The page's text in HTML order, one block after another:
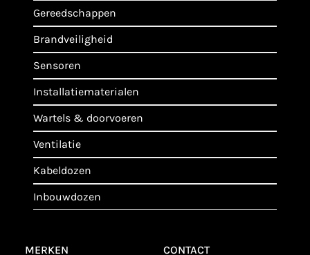
gereedschappen
brandveiligheid
sensoren
installatiematerialen
wartels & doorvoeren
ventilatie
kabeldozen
inbouwdozen
MERKEN
CONTACT